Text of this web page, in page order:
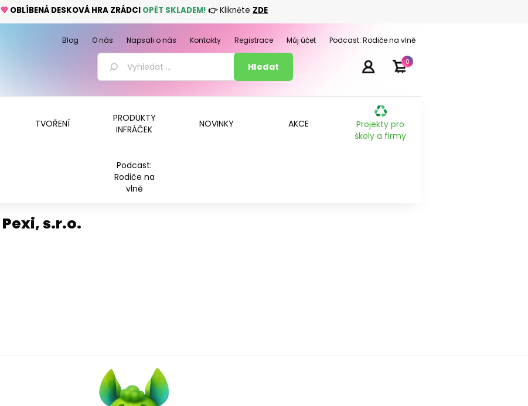
💚 OBLÍBENÁ DESKOVÁ HRA ZRÁDCI OPĚT SKLADEM! 👉Klikněte ZDE
0
TVOŘENÍ
PRODUKTY
INFRÁČEK
NOVINKY AKCE
Projekty pro
školy a firmy
Podcast:
Rodiče na
vlně
Blog O nás Napsali o nás Kontakty Registrace Můj účet Podcast: Rodiče na vlně
Pexi, s.r.o.